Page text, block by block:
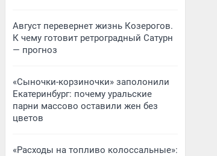
Август перевернет жизнь Козерогов.
К чему готовит ретроградный Сатурн
— прогноз
«Сыночки-корзиночки» заполонили
Екатеринбург: почему уральские
парни массово оставили жен без
цветов
«Расходы на топливо колоссальные»: